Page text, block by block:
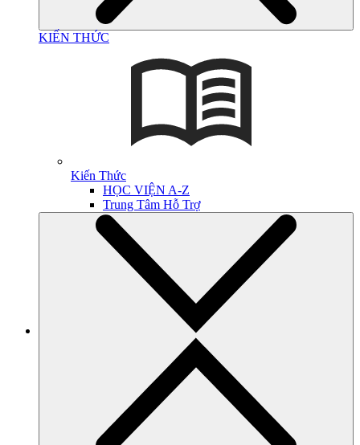
KIẾN THỨC
Kiến Thức
HỌC VIỆN A-Z
Trung Tâm Hỗ Trợ